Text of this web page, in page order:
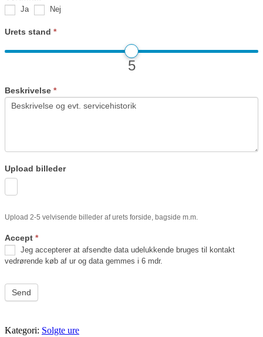
Ja Nej
Urets stand *
5
Beskrivelse *
Upload billeder
Upload 2-5 velvisende billeder af urets forside, bagside m.m.
Accept *
vedrørende køb af ur og data gemmes i 6 mdr.
Send
Kategori: Solgte ure